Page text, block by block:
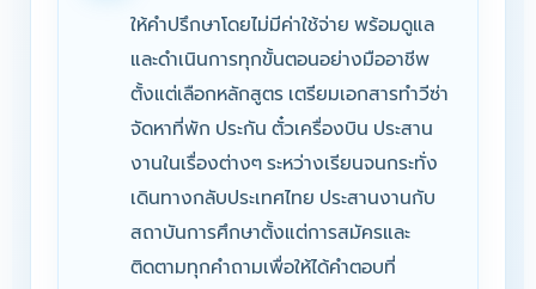
ให้คำปรึกษาโดยไม่มีค่าใช้จ่าย พร้อมดูแล
และดำเนินการทุกขั้นตอนอย่างมืออาชีพ
ตั้งแต่เลือกหลักสูตร เตรียมเอกสารทำวีซ่า
จัดหาที่พัก ประกัน ตั๋วเครื่องบิน ประสาน
งานในเรื่องต่างๆ ระหว่างเรียนจนกระทั่ง
เดินทางกลับประเทศไทย ประสานงานกับ
สถาบันการศึกษาตั้งแต่การสมัครและ
ติดตามทุกคำถามเพื่อให้ได้คำตอบที่